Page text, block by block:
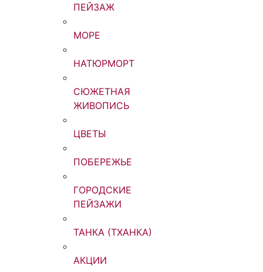
ПЕЙЗАЖ
МОРЕ
НАТЮРМОРТ
СЮЖЕТНАЯ
ЖИВОПИСЬ
ЦВЕТЫ
ПОБЕРЕЖЬЕ
ГОРОДСКИЕ
ПЕЙЗАЖИ
ТАНКА (ТХАНКА)
АКЦИИ